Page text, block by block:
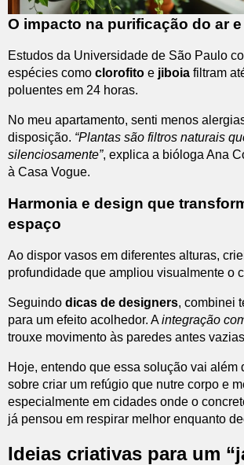
O impacto na purificação do ar
Estudos da Universidade de São Paulo
espécies como clorofito e jiboia filtram
poluentes em 24 horas.
No meu apartamento, senti menos
disposição. “Plantas são filtros naturais
silenciosamente”, explica a bióloga Ana
à Casa Vogue.
Harmonia e design que
espaço
Ao dispor vasos em diferentes alturas,
profundidade que ampliou visualmente o
Seguindo dicas de designers, combinei
para um efeito acolhedor. Aintegração
trouxe movimento às paredes antes
Hoje, entendo que essa solução vai além
sobre criar um refúgio que nutre corpo e
especialmente em cidades onde o
já pensou em respirar melhor enquanto
Ideias criativas para um